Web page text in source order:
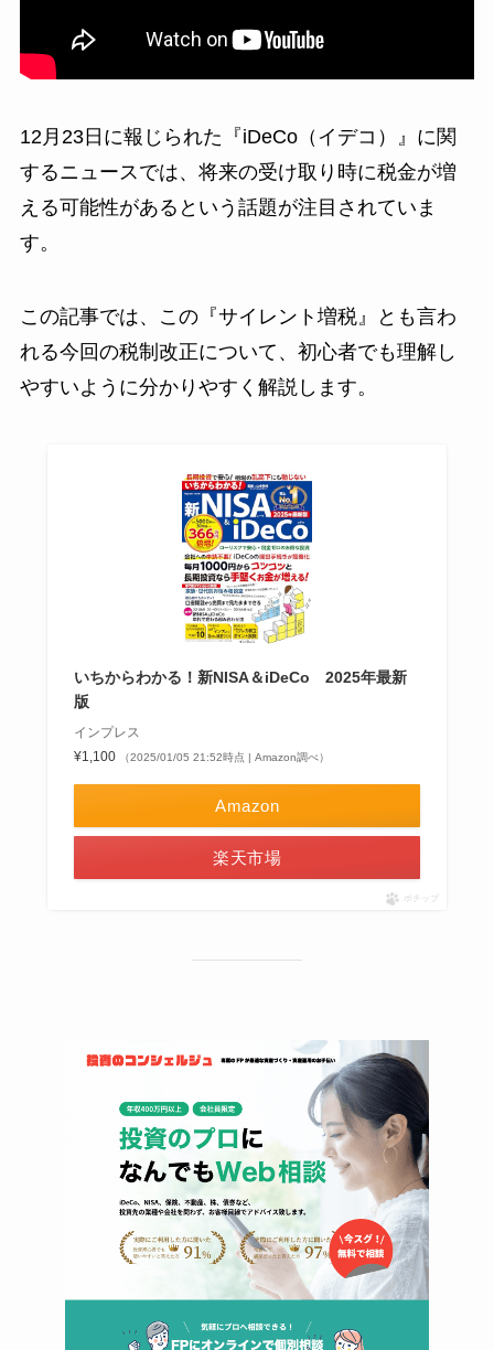
12月23日に報じられた『iDeCo（イデコ）』に関
するニュースでは、将来の受け取り時に税金が増
える可能性があるという話題が注目されていま
す。
この記事では、この『サイレント増税』とも言わ
れる今回の税制改正について、初心者でも理解し
やすいように分かりやすく解説します。
いちからわかる！新NISA＆iDeCo 2025年最新
版
インプレス
¥1,100
（2025/01/05 21:52時点 | Amazon調べ）
Amazon
楽天市場
ポチップ